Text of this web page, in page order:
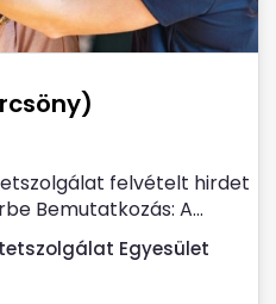
felvételt hirdet
Bemutatkozás: A...
Egyesület